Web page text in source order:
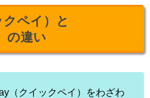
ペイ）と
の違い
（クイックペイ）をわざわ